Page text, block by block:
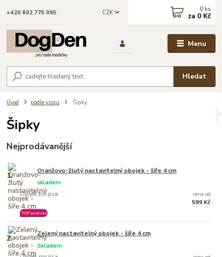
Menu
CZK
Hledat
+420 602 775 095 0 ks
za 0 Kč
Úvod podle vzoru Šipky
Šipky
Nejprodávanější
1. Oranžovo-žlutý nastavitelný obojek - šíře 4 cm
Obojek pro psa
skladem
TOP produkt
cena od
599 Kč
2. Zelený nastavitelný obojek - šíře 4 cm
Skladem